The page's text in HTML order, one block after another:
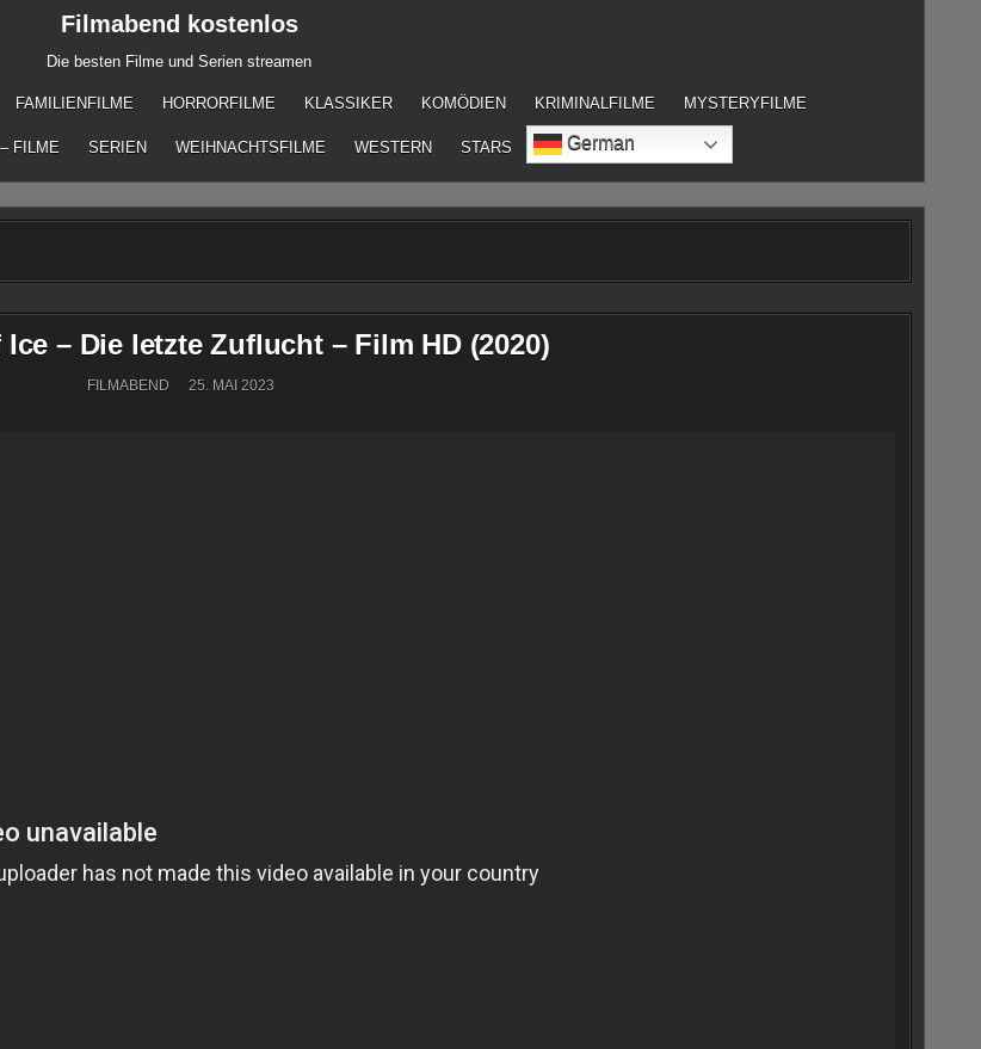
Filmabend kostenlos
Die besten Filme und Serien streamen
FAMILIENFILME HORRORFILME KLASSIKER KOMÖDIEN KRIMINALFILME MYSTERYFILME
FILME SERIEN WEIHNACHTSFILME WESTERN STARS German
– Die letzte Zuflucht – Film HD (2020)
FILMABEND 25. MAI 2023